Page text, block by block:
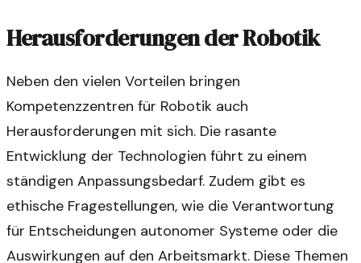
Herausforderungen der Robotik
Neben den vielen Vorteilen bringen
Kompetenzzentren für Robotik auch
Herausforderungen mit sich. Die rasante
Entwicklung der Technologien führt zu einem
ständigen Anpassungsbedarf. Zudem gibt es
ethische Fragestellungen, wie die Verantwortung
für Entscheidungen autonomer Systeme oder die
Auswirkungen auf den Arbeitsmarkt. Diese Themen